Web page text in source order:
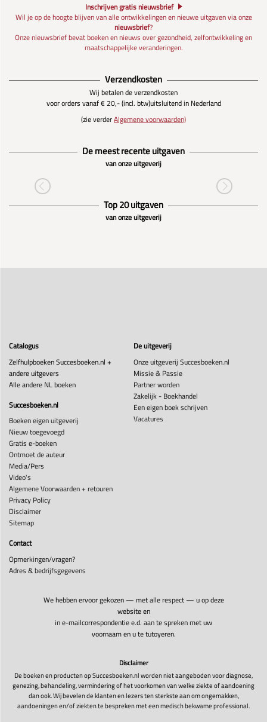
Inschrijven gratis nieuwsbrief
Wil je op de hoogte blijven van alle ontwikkelingen en nieuwe uitgaven via onze
nieuwsbrief?
Onze nieuwsbrief bevat boeken en nieuws over gezondheid, zelfontwikkeling en
maatschappelijke veranderingen.
Verzendkosten
Wij betalen de verzendkosten
voor orders vanaf € 20,- (incl. btw)uitsluitend in Nederland
(zie verderAlgemene voorwaarden)
De meest recente uitgaven
van onze uitgeverij
Top 20 uitgaven
van onze uitgeverij
Catalogus
Zelfhulpboeken Succesboeken.nl +
andere uitgevers
Alle andere NL boeken
Succesboeken.nl
Boeken eigen uitgeverij
Nieuw toegevoegd
Gratis e-boeken
Ontmoet de auteur
Media/Pers
Video's
Algemene Voorwaarden + retouren
Privacy Policy
Disclaimer
Sitemap
De uitgeverij
Onze uitgeverij Succesboeken.nl
Missie & Passie
Partner worden
Zakelijk - Boekhandel
Een eigen boek schrijven
Vacatures
Contact
Opmerkingen/vragen?
Adres & bedrijfsgegevens
We hebben ervoor gekozen — met alle respect — u op deze
website en
in e-mailcorrespondentie e.d. aan te spreken met uw
voornaam en u te tutoyeren.
Disclaimer
De boeken en producten op Succesboeken.nl worden niet aangeboden voor diagnose,
genezing, behandeling, vermindering of het voorkomen van welke ziekte of aandoening
dan ook. Wij bevelen de klanten en lezers ten sterkste aan om ongemakken,
aandoeningen en/of ziekten te bespreken met een medisch bekwame professional.